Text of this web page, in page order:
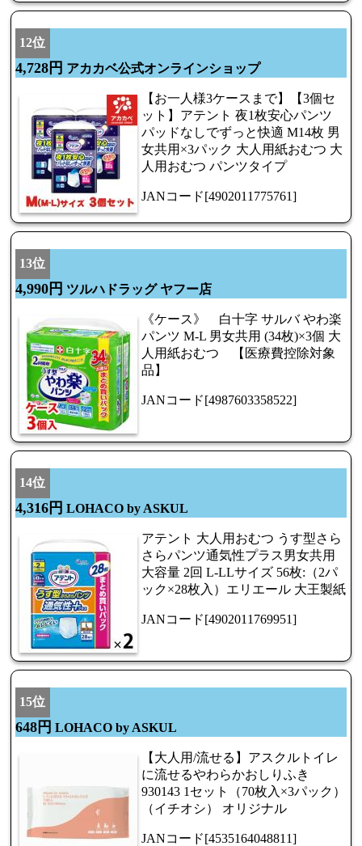
12位
4,728円 アカカベ公式オンラインショップ
【お一人様3ケースまで】【3個セ
ット】アテント 夜1枚安心パンツ
パッドなしでずっと快適 M14枚 男
女共用×3パック 大人用紙おむつ 大
人用おむつ パンツタイプ
JANコード[4902011775761]
13位
4,990円 ツルハドラッグ ヤフー店
《ケース》 白十字 サルバ やわ楽
パンツ M-L 男女共用 (34枚)×3個 大
人用紙おむつ 【医療費控除対象
品】
JANコード[4987603358522]
14位
4,316円 LOHACO by ASKUL
アテント 大人用おむつ うす型さら
さらパンツ通気性プラス男女共用
大容量 2回 L-LLサイズ 56枚:（2パ
ック×28枚入）エリエール 大王製紙
JANコード[4902011769951]
15位
648円 LOHACO by ASKUL
【大人用/流せる】アスクルトイレ
に流せるやわらかおしりふき
930143 1セット（70枚入×3パック）
（イチオシ） オリジナル
JANコード[4535164048811]